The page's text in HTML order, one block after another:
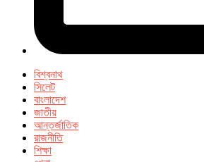
বিশ্বনাথ
সিলেট
বাংলাদেশ
জাতীয়
আন্তর্জাতিক
রাজনীতি
শিক্ষা